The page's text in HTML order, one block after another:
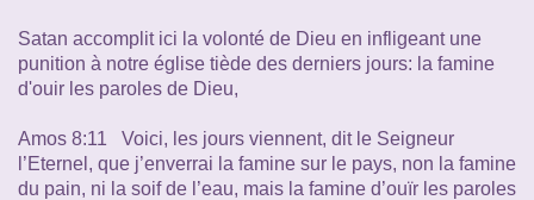
Satan accomplit ici la volonté de Dieu en infligeant une
punition à notre église tiède des derniers jours: la famine
d'ouir les paroles de Dieu,
Amos 8:11 Voici, les jours viennent, dit le Seigneur
l’Eternel, que j’enverrai la famine sur le pays, non la famine
du pain, ni la soif de l’eau, mais la famine d’ouïr les paroles